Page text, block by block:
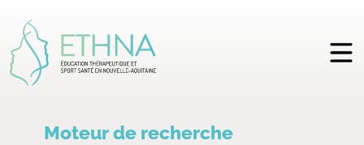
Moteur de recherche